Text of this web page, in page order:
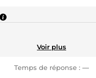
Voir plus
Temps de réponse : —